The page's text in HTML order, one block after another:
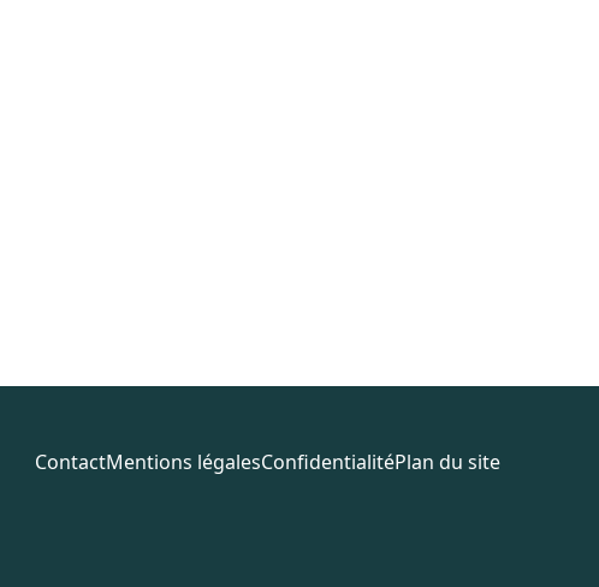
ContactMentions légalesConfidentialitéPlan du site